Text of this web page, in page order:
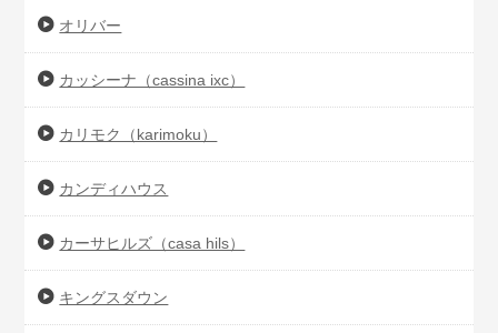
オリバー
カッシーナ（cassina ixc）
カリモク（karimoku）
カンディハウス
カーサヒルズ（casa hils）
キングスダウン